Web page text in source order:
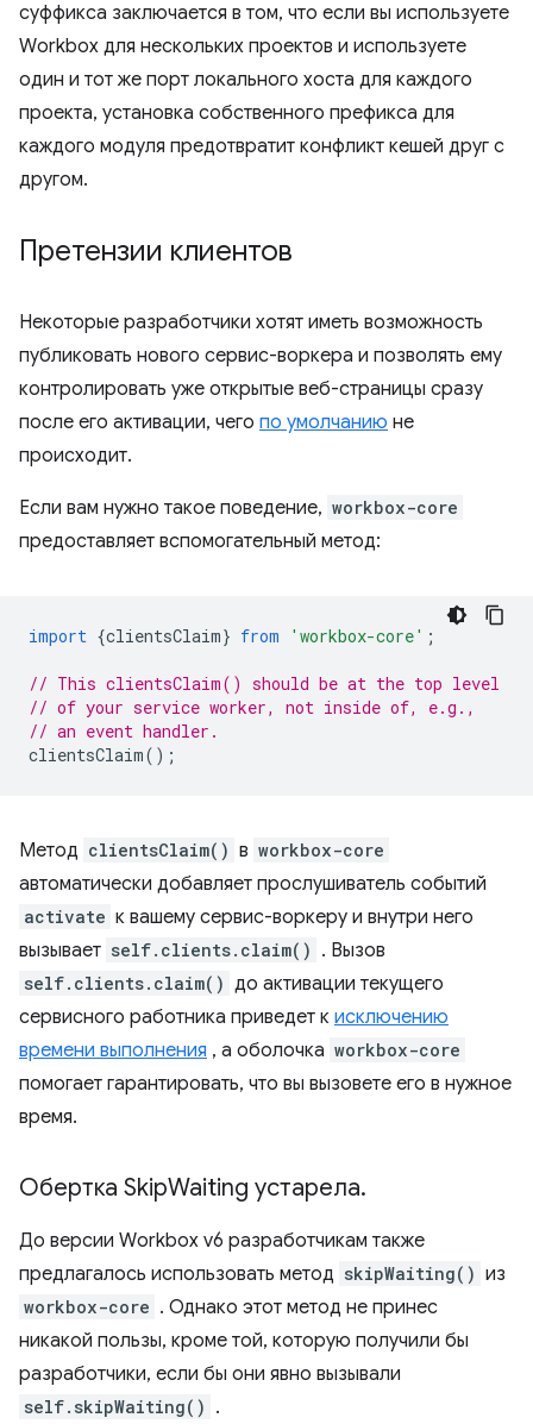
суффикса заключается в том, что если вы используете
Workbox для нескольких проектов и используете
один и тот же порт локального хоста для каждого
проекта, установка собственного префикса для
каждого модуля предотвратит конфликт кешей друг с
другом.
Претензии клиентов
Некоторые разработчики хотят иметь возможность
публиковать нового сервис-воркера и позволять ему
контролировать уже открытые веб-страницы сразу
после его активации, чего по умолчанию не
происходит.
Если вам нужно такое поведение, workbox-core
предоставляет вспомогательный метод:
import {clientsClaim} from 'workbox-core' ;
// This clientsClaim() should be at the top level
// of your service worker, not inside of, e.g.,
// an event handler.
clientsClaim();
Метод clientsClaim() в workbox-core
автоматически добавляет прослушиватель событий
activate к вашему сервис-воркеру и внутри него
вызывает self.clients.claim() . Вызов
self.clients.claim() до активации текущего
сервисного работника приведет к исключению
времени выполнения , а оболочка workbox-core
помогает гарантировать, что вы вызовете его в нужное
время.
Обертка SkipWaiting устарела.
До версии Workbox v6 разработчикам также
предлагалось использовать метод skipWaiting() из
workbox-core . Однако этот метод не принес
никакой пользы, кроме той, которую получили бы
разработчики, если бы они явно вызывали
self.skipWaiting() .